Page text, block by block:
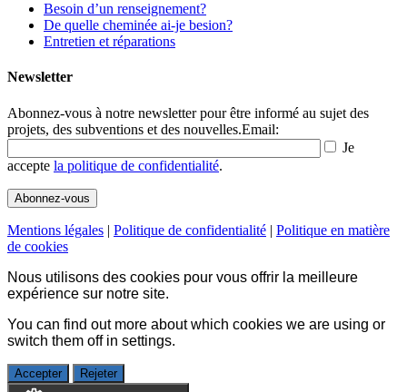
Besoin d’un renseignement?
De quelle cheminée ai-je besion?
Entretien et réparations
Newsletter
Abonnez-vous à notre newsletter pour être informé au sujet des
projets, des subventions et des nouvelles.Email:
Je
accepte la politique de confidentialité.
Mentions légales | Politique de confidentialité | Politique en matière
de cookies
Nous utilisons des cookies pour vous offrir la meilleure
expérience sur notre site.
You can find out more about which cookies we are using or
switch them off in settings.
Accepter Rejeter